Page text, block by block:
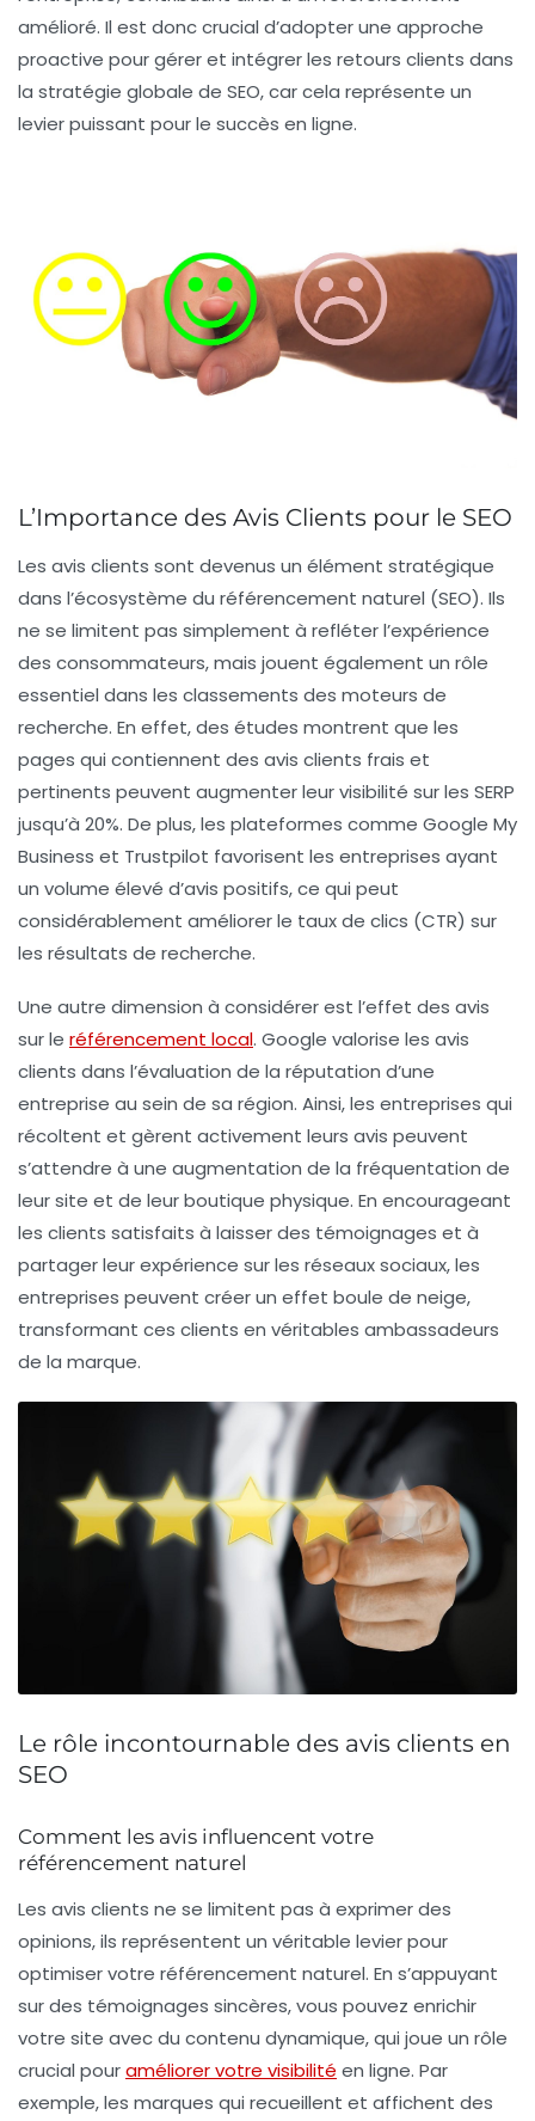
amélioré. Il est donc crucial d’adopter une approche
proactive pour gérer et intégrer les retours clients dans
la stratégie globale de SEO, car cela représente un
levier puissant pour le succès en ligne.
L’Importance des Avis Clients pour le SEO
Les avis clients sont devenus un élément stratégique
dans l’écosystème du référencement naturel (SEO). Ils
ne se limitent pas simplement à refléter l’expérience
des consommateurs, mais jouent également un rôle
essentiel dans les classements des moteurs de
recherche. En effet, des études montrent que les
pages qui contiennent des avis clients frais et
pertinents peuvent augmenter leurvisibilité sur les SERP
jusqu’à 20%. De plus, les plateformes comme Google My
Business et Trustpilot favorisent les entreprises ayant
un volume élevé d’avis positifs, ce qui peut
considérablement améliorer le taux de clics (CTR) sur
les résultats de recherche.
Une autre dimension à considérer est l’effet des avis
sur le référencement local. Google valorise les avis
clients dans l’évaluation de la réputation d’une
entreprise au sein de sa région. Ainsi, les entreprises qui
récoltent et gèrent activement leurs avis peuvent
s’attendre à une augmentation de la fréquentation de
leur site et de leur boutique physique. En encourageant
les clients satisfaits à laisser des témoignages et à
partager leur expérience sur les réseaux sociaux, les
entreprises peuvent créer un effet boule de neige,
transformant ces clients en véritables ambassadeurs
de la marque.
Le rôle incontournable des avis clients en
SEO
Comment les avis influencent votre
référencement naturel
Les avis clients ne se limitent pas à exprimer des
opinions, ils représentent un véritable levier pour
optimiser votre référencement naturel. En s’appuyant
sur des témoignages sincères, vous pouvez enrichir
votre site avec du contenu dynamique, qui joue un rôle
crucial pouraméliorer votre visibilité en ligne. Par
exemple, les marques qui recueillent et affichent des